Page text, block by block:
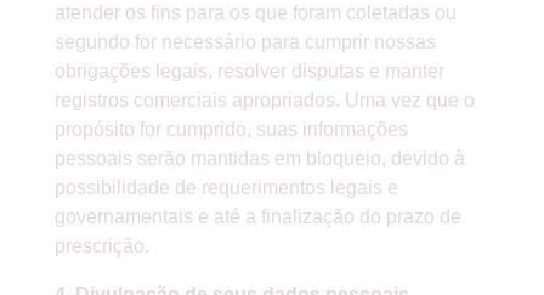
atender os fins para os que foram coletadas ou
segundo for necessário para cumprir nossas
obrigações legais, resolver disputas e manter
registros comerciais apropriados. Uma vez que o
propósito for cumprido, suas informações
pessoais serão mantidas em bloqueio, devido à
possibilidade de requerimentos legais e
governamentais e até a finalização do prazo de
prescrição.